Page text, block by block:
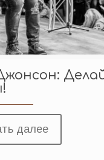
далее